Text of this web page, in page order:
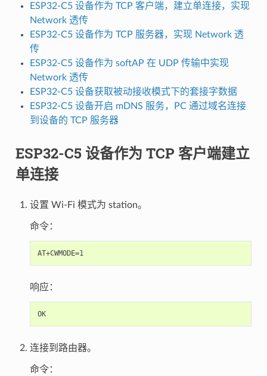
ESP32-C5 设备作为 TCP 客户端，建立单连接，实现
Network 透传
ESP32-C5 设备作为 TCP 服务器，实现 Network 透
传
ESP32-C5 设备作为 softAP 在 UDP 传输中实现
Network 透传
ESP32-C5 设备获取被动接收模式下的套接字数据
ESP32-C5 设备开启 mDNS 服务，PC 通过域名连接
到设备的 TCP 服务器
ESP32-C5 设备作为 TCP 客户端建立
单连接
设置 Wi-Fi 模式为 station。
命令：
AT+CWMODE=1
响应：
OK
连接到路由器。
命令：